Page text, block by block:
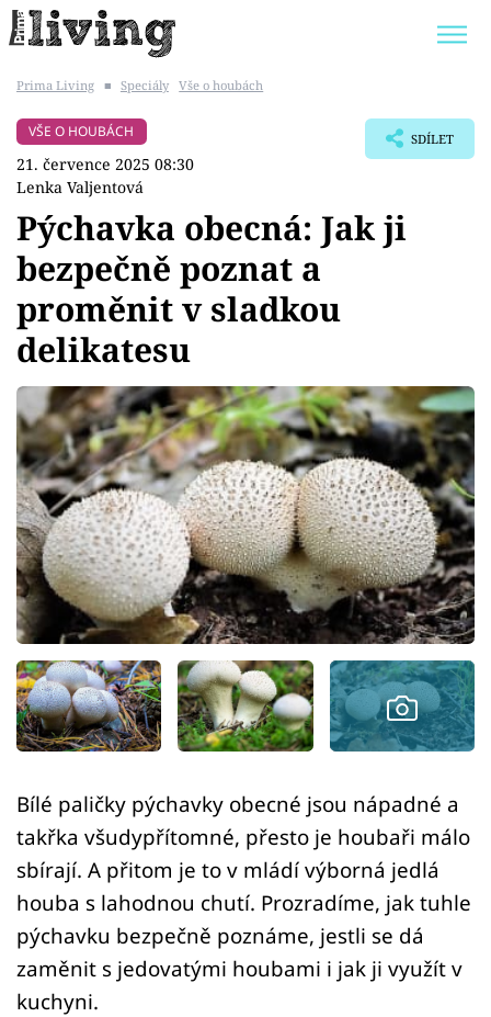
BYDLENÍ SLAVNÝCH
Témata
Bydlení
Zahrada
Design
Sledujte prima+
Přihlášení
Sledujte nás
Prima Living ■ Speciály Vše o houbách
VŠE O HOUBÁCH
21. července 2025 08:30
Lenka Valjentová
SDÍLET
Pýchavka obecná: Jak ji
bezpečně poznat a
proměnit v sladkou
delikatesu
Bílé paličky pýchavky obecné jsou nápadné a
takřka všudypřítomné, přesto je houbaři málo
sbírají. A přitom je to v mládí výborná jedlá
houba s lahodnou chutí. Prozradíme, jak tuhle
pýchavku bezpečně poznáme, jestli se dá
zaměnit s jedovatými houbami i jak ji využít v
kuchyni.